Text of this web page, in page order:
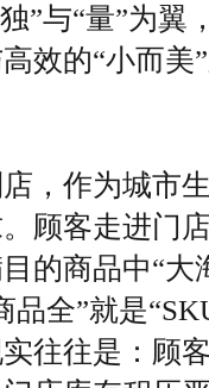
”与“量”为
效的“小而
，作为城市
顾客走进门
的商品中“
品全”就是
往往是：顾